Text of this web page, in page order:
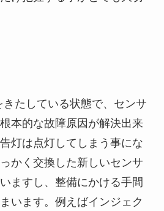
たしている状態で、センサ
本的な故障原因が解決出来
灯は点灯してしまう事にな
かく交換した新しいセンサ
ますし、整備にかける手間
います。例えばインジェク